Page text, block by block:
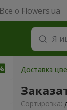
Все о Flowers.ua
Доставка
Cортировка: